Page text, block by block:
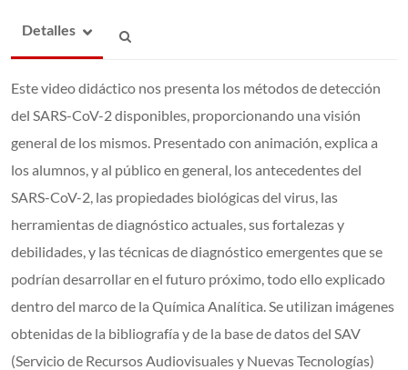
Detalles
Este video didáctico nos presenta los métodos de detección
del SARS-CoV-2 disponibles, proporcionando una visión
general de los mismos. Presentado con animación, explica a
los alumnos, y al público en general, los antecedentes del
SARS-CoV-2, las propiedades biológicas del virus, las
herramientas de diagnóstico actuales, sus fortalezas y
debilidades, y las técnicas de diagnóstico emergentes que se
podrían desarrollar en el futuro próximo, todo ello explicado
dentro del marco de la Química Analítica. Se utilizan imágenes
obtenidas de la bibliografía y de la base de datos del SAV
(Servicio de Recursos Audiovisuales y Nuevas Tecnologías)